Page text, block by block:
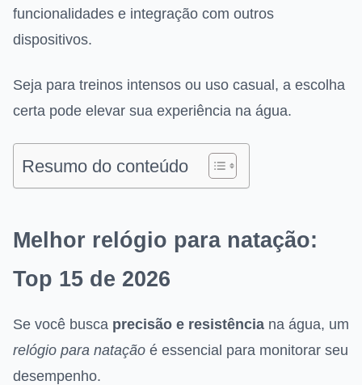
funcionalidades e integração com outros
dispositivos.
Seja para treinos intensos ou uso casual, a escolha
certa pode elevar sua experiência na água.
Resumo do conteúdo
Melhor relógio para natação:
Top 15 de 2026
Se você busca precisão e resistência na água, um
relógio para natação é essencial para monitorar seu
desempenho.